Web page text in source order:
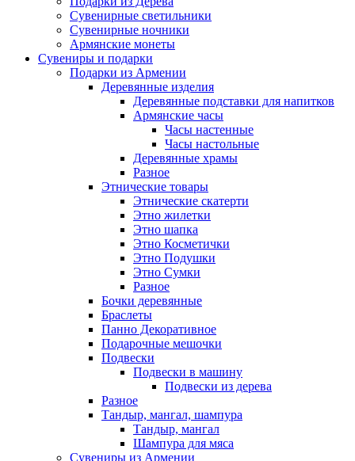
Сувенирные светильники
Сувенирные ночники
Армянские монеты
Сувениры и подарки
Подарки из Армении
Деревянные изделия
Деревянные подставки для напитков
Армянские часы
Часы настенные
Часы настольные
Деревянные храмы
Разное
Этнические товары
Этнические скатерти
Этно жилетки
Этно шапка
Этно Косметички
Этно Подушки
Этно Сумки
Разное
Бочки деревянные
Браслеты
Панно Декоративное
Подарочные мешочки
Подвески
Подвески в машину
Подвески из дерева
Разное
Тандыр, мангал, шампура
Тандыр, мангал
Шампура для мяса
Сувениры из Армении